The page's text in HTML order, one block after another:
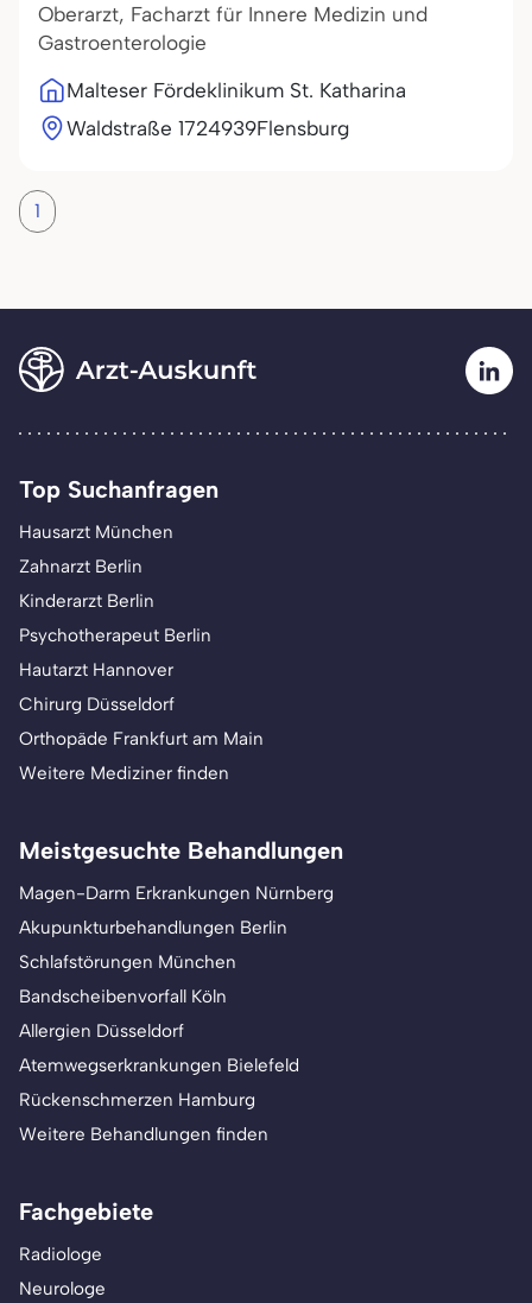
Oberarzt, Facharzt für Innere Medizin und
Gastroenterologie
Malteser Fördeklinikum St. Katharina
Waldstraße 1724939Flensburg
1
Top Suchanfragen
Hausarzt München
Zahnarzt Berlin
Kinderarzt Berlin
Psychotherapeut Berlin
Hautarzt Hannover
Chirurg Düsseldorf
Orthopäde Frankfurt am Main
Weitere Mediziner finden
Meistgesuchte Behandlungen
Magen-Darm Erkrankungen Nürnberg
Akupunkturbehandlungen Berlin
Schlafstörungen München
Bandscheibenvorfall Köln
Allergien Düsseldorf
Atemwegserkrankungen Bielefeld
Rückenschmerzen Hamburg
Weitere Behandlungen finden
Fachgebiete
Radiologe
Neurologe